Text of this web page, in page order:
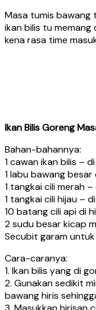
Masa tumis bawang
ikan bilis tu memang
kena rasa time
Ikan Bilis Goreng
Bahan-bahannya:
1 cawan ikan bilis –
1 labu bawang besar
1 tangkai cili merah –
1 tangkai cili hijau –
10 batang cili api di
2 sudu besar kicap
Secubit garam
Cara-caranya:
1. Ikan bilis yang di
2. Gunakan sedikit
bawang hiris